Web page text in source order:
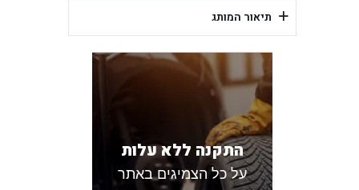
+ תיאור המותג
התקנה ללא עלות
על כל הצמיגים באתר